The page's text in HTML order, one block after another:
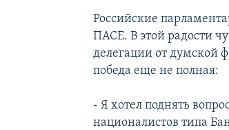
Российские
ПАСЕ. В этой радости
делегации от думской
победа еще не полная:
- Я хотел поднять
националистов типа